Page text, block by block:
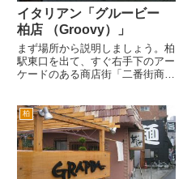
イタリアン「グルービー
柏店 （Groovy）」
まず場所から説明しましょう。柏
駅東口を出て、すぐ右手下のアー
ケードのある商店街「二番街商店
う少し行くとマルエツに突き当り
ます。 マルエツを左折して、
１分程度歩いた右手の路地の入
口...
柏